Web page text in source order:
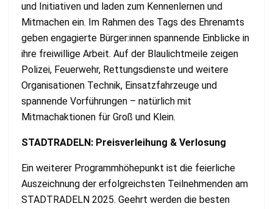
und Initiativen und laden zum Kennenlernen und
Mitmachen ein. Im Rahmen des Tags des Ehrenamts
geben engagierte Bürger:innen spannende Einblicke in
ihre freiwillige Arbeit. Auf der Blaulichtmeile zeigen
Polizei, Feuerwehr, Rettungsdienste und weitere
Organisationen Technik, Einsatzfahrzeuge und
spannende Vorführungen – natürlich mit
Mitmachaktionen für Groß und Klein.
STADTRADELN: Preisverleihung & Verlosung
Ein weiterer Programmhöhepunkt ist die feierliche
Auszeichnung der erfolgreichsten Teilnehmenden am
STADTRADELN 2025. Geehrt werden die besten